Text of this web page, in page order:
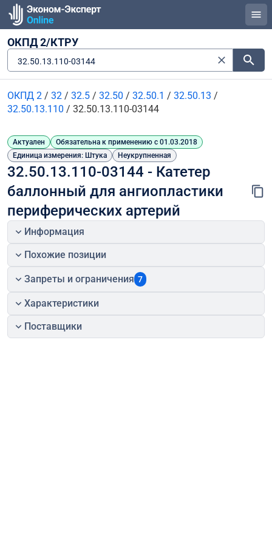
ОКПД 2/КТРУ
32.50.13.110-03144
ОКПД 2 / 32 / 32.5 / 32.50 / 32.50.1 / 32.50.13 /
32.50.13.110 / 32.50.13.110-03144
Актуален
Обязательна к применению с 01.03.2018
Единица измерения: Штука
Неукрупненная
32.50.13.110-03144 - Катетер
баллонный для ангиопластики
периферических артерий
Информация
Похожие позиции
Запреты и ограничения 7
Характеристики
Поставщики